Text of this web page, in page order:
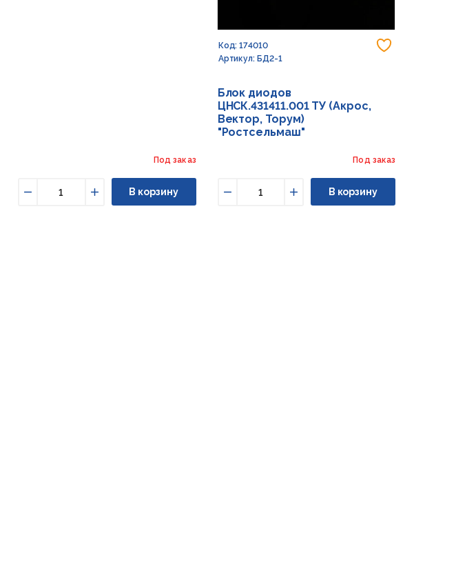
Под заказ
Увеличить
В корзину
Код: 174010
Артикул: БД2-1
Блок диодов
ЦНСК.431411.001 ТУ (Акрос,
Вектор, Торум)
"Ростсельмаш"
Под заказ
Увеличить
В корзину